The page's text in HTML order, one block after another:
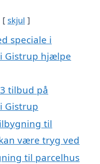
skjul
speciale i
Gistrup hjælpe
tilbud på
Gistrup
til
være tryg ved
til parcelhus